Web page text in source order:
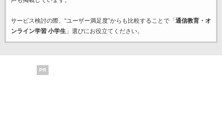
サービス検討の際、“ユーザー満足度”からも比較することで「 通信教育・オ
ンライン学習 小学生」選びにお役立てください。
PR